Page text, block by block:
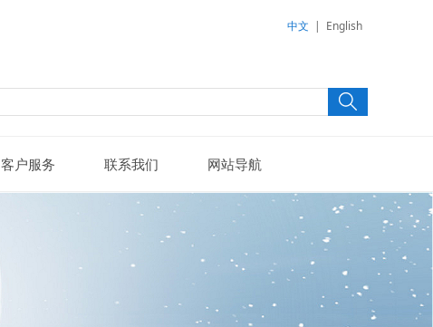
中文 | English
客户服务 联系我们 网站导航